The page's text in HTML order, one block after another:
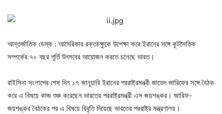
আন্তর্জাতিক ডেস্ক : আমেরিকার রক্তচক্ষুকে উপেক্ষা করে ইরানের সঙ্গে কূটনৈতিক
সম্পর্কের ৭০ বছর পূর্তি উৎসবের আয়োজন করতে চলেছে ভারত।
রাইসিনা সংলাপের শেষ দিন ১৭ জানুয়ারি ইরানের পররাষ্ট্রমন্ত্রী জাভেদ জারিফের সঙ্গে বৈঠক
করে এ বিষয়ে কাজ শুরু করেছেন ভারতের পররাষ্ট্রমন্ত্রী এস জয়শঙ্কর। জারিফ-
জয়শঙ্কর বৈঠকের পর এ বিষয়ে বিবৃতি দিয়েছে ভারতের পররাষ্ট্র মন্ত্রণালয়।